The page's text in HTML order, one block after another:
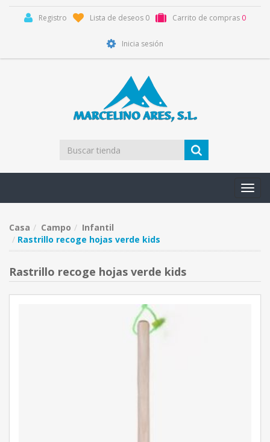
Registro Lista de deseos 0 Carrito de compras 0
Inicia sesión
Casa Campo
Infantil
Rastrillo recoge hojas verde kids
Rastrillo recoge hojas verde kids